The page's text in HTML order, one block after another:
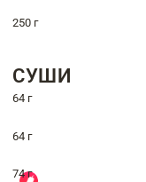
250 г
СУШИ
64 г
64 г
74 г